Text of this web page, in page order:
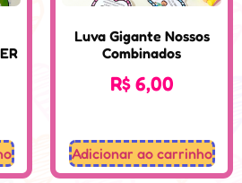
Luva Gigante Nossos
Combinados
R$6,00
Adicionar ao carrinho